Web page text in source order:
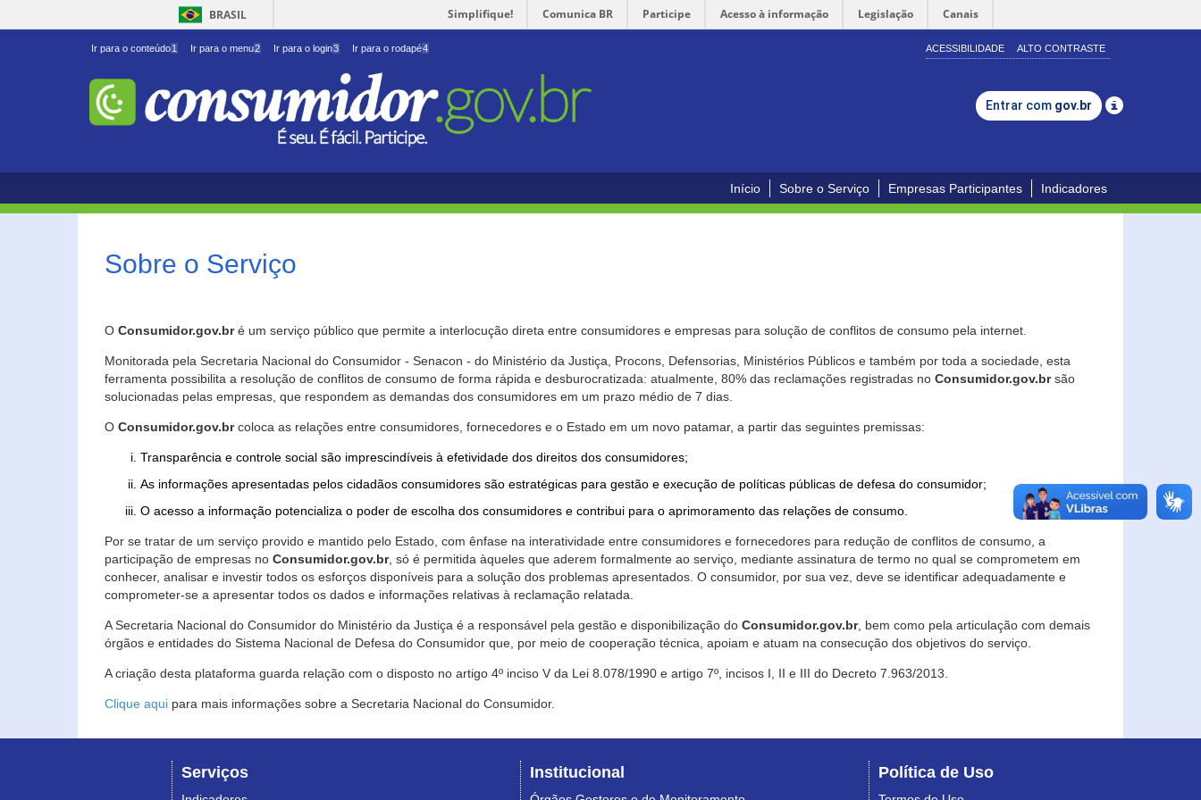
BRASIL Simplifique! Comunica BR Participe Acesso à informação Legislação Canais
Ir para o conteúdo1 Ir para o menu2 Ir para o login3 Ir para o rodapé4 ACESSIBILIDADE ALTO CONTRASTE
Entrar com gov.br
Início Sobre o Serviço Empresas Participantes Indicadores
Sobre o Serviço
O Consumidor.gov.bré um serviço público que permite a interlocução direta entre consumidores e empresas para solução de conflitos de consumo pela internet.
Monitorada pela Secretaria Nacional do Consumidor - Senacon - do Ministério da Justiça, Procons, Defensorias, Ministérios Públicos e também por toda a sociedade, esta
ferramenta possibilita a resolução de conflitos de consumo de forma rápida e desburocratizada: atualmente, 80% das reclamações registradas no Consumidor.gov.brsão
solucionadas pelas empresas, que respondem as demandas dos consumidores em um prazo médio de 7 dias.
O Consumidor.gov.brcoloca as relações entre consumidores, fornecedores e o Estado em um novo patamar, a partir das seguintes premissas:
Transparência e controle social são imprescindíveis à efetividade dos direitos dos consumidores;
As informações apresentadas pelos cidadãos consumidores são estratégicas para gestão e execução de políticas públicas de defesa do consumidor;
O acesso a informação potencializa o poder de escolha dos consumidores e contribui para o aprimoramento das relações de consumo.
Por se tratar de um serviço provido e mantido pelo Estado, com ênfase na interatividade entre consumidores e fornecedores para redução de conflitos de consumo, a
participação de empresas no Consumidor.gov.br, só é permitida àqueles que aderem formalmente ao serviço, mediante assinatura de termo no qual se comprometem em
conhecer, analisar e investir todos os esforços disponíveis para a solução dos problemas apresentados. O consumidor, por sua vez, deve se identificar adequadamente e
comprometer-se a apresentar todos os dados e informações relativas à reclamação relatada.
A Secretaria Nacional do Consumidor do Ministério da Justiça é a responsável pela gestão e disponibilização do Consumidor.gov.br, bem como pela articulação com demais
órgãos e entidades do Sistema Nacional de Defesa do Consumidor que, por meio de cooperação técnica, apoiam e atuam na consecução dos objetivos do serviço.
A criação desta plataforma guarda relação com o disposto no artigo 4º inciso V da Lei 8.078/1990 e artigo 7º, incisos I, II e III do Decreto 7.963/2013.
Clique aqui para mais informações sobre a Secretaria Nacional do Consumidor.
Serviços Institucional Política de Uso